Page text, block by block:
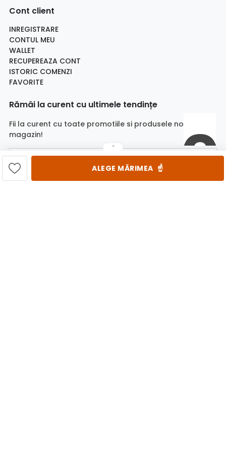
▼
ALEGE MĂRIMEA ☝️
Cont client
INREGISTRARE
CONTUL MEU
WALLET
RECUPEREAZA CONT
ISTORIC COMENZI
FAVORITE
Rămâi la curent cu ultimele tendințe
Fii la curent cu toate promotiile si produsele noi din
magazin!
Email